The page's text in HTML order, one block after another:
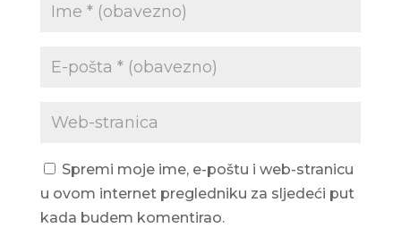
Spremi moje ime, e-poštu i web-stranicu
u ovom internet pregledniku za sljedeći put
kada budem komentirao.